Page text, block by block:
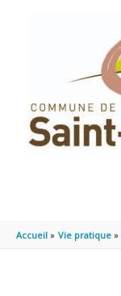
Accueil Vie pratique